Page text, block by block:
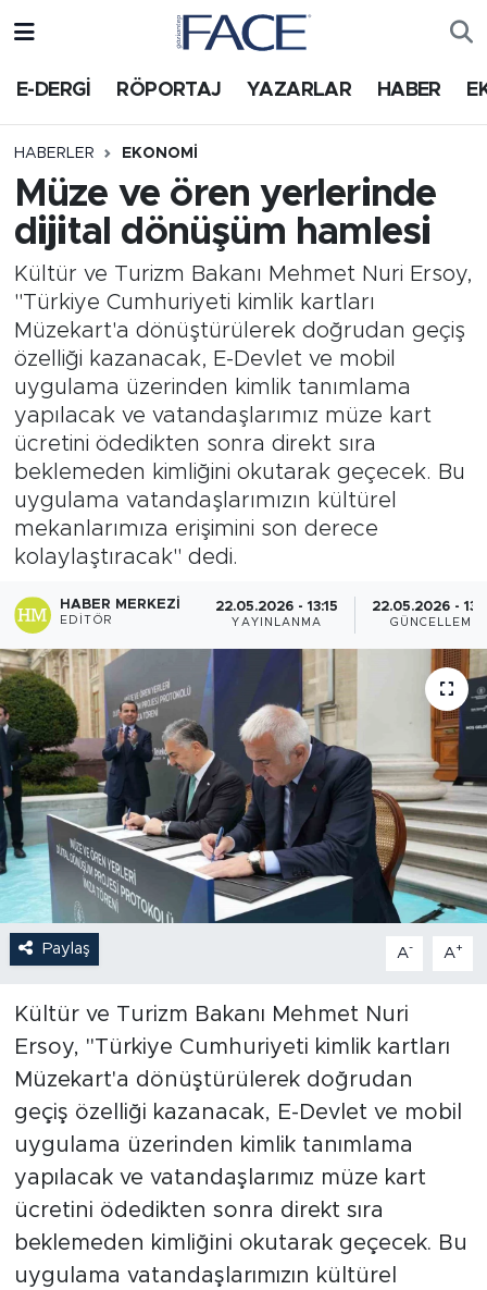
E-DERGİ RÖPORTAJ YAZARLAR HABER
HABERLER EKONOMI
Müze ve ören yerlerinde
dijital dönüşüm hamlesi
Kültür ve Turizm Bakanı Mehmet Nuri Ersoy,
''Türkiye Cumhuriyeti kimlik kartları
Müzekart'a dönüştürülerek doğrudan geçiş
özelliği kazanacak, E-Devlet ve mobil
uygulama üzerinden kimlik tanımlama
yapılacak ve vatandaşlarımız müze kart
ücretini ödedikten sonra direkt sıra
beklemeden kimliğini okutarak geçecek. Bu
uygulama vatandaşlarımızın kültürel
mekanlarımıza erişimini son derece
kolaylaştıracak'' dedi.
HABER MERKEZI
EDITÖR
22.05.2026 - 13:15
YAYINLANMA
22.05.2026 -
GÜNCELLEME
Paylaş A- A+
Kültür ve Turizm Bakanı Mehmet Nuri
Ersoy, ''Türkiye Cumhuriyeti kimlik kartları
Müzekart'a dönüştürülerek doğrudan
geçiş özelliği kazanacak, E-Devlet ve mobil
uygulama üzerinden kimlik tanımlama
yapılacak ve vatandaşlarımız müze kart
ücretini ödedikten sonra direkt sıra
beklemeden kimliğini okutarak geçecek. Bu
uygulama vatandaşlarımızın kültürel
HABER
Nöbetçi Eczaneler
Trafik Durumu
Süper Lig Puan Durumu ve Fikstür
Tüm Manşetler
Son Dakika Haberleri
Haber Arşivi